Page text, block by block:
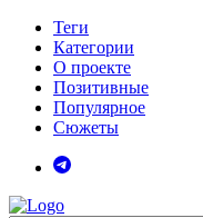
Теги
Категории
О проекте
Позитивные
Популярное
Сюжеты